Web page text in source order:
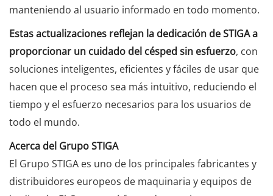
manteniendo al usuario informado en todo momento.
Estas actualizaciones reflejan la dedicación de STIGA a
proporcionar un cuidado del césped sin esfuerzo, con
soluciones inteligentes, eficientes y fáciles de usar que
hacen que el proceso sea más intuitivo, reduciendo el
tiempo y el esfuerzo necesarios para los usuarios de
todo el mundo.
Acerca del Grupo STIGA
El Grupo STIGA es uno de los principales fabricantes y
distribuidores europeos de maquinaria y equipos de